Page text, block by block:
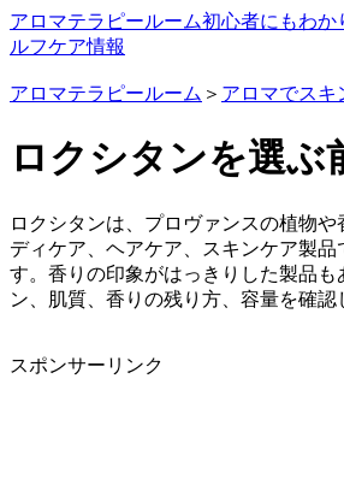
アロマテラピールーム初心者にもわか
ルフケア情報
アロマテラピールーム ＞ アロマでスキ
ロクシタンを選ぶ
ロクシタンは、プロヴァンスの植物
ディケア、ヘアケア、スキンケア製
す。香りの印象がはっきりした製品も
ン、肌質、香りの残り方、容量を確認
スポンサーリンク